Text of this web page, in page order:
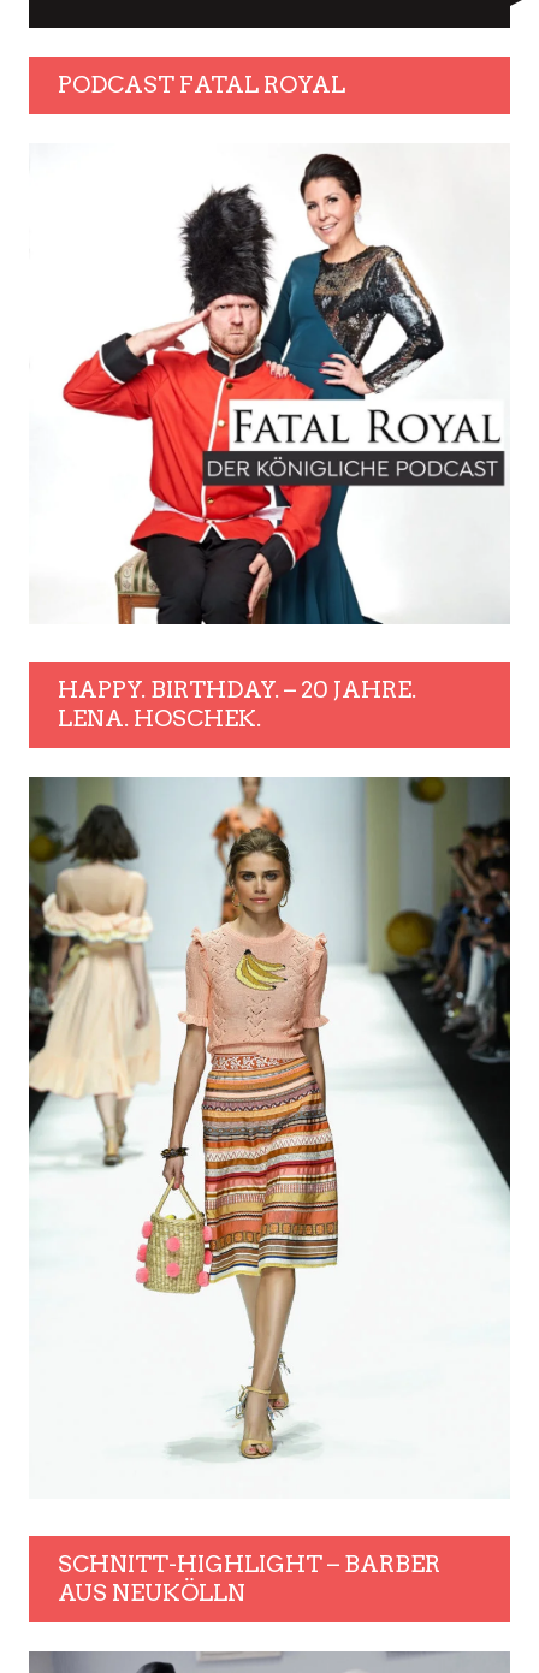
PODCAST FATAL ROYAL
HAPPY. BIRTHDAY. – 20 JAHRE.
LENA. HOSCHEK.
SCHNITT-HIGHLIGHT – BARBER
AUS NEUKÖLLN